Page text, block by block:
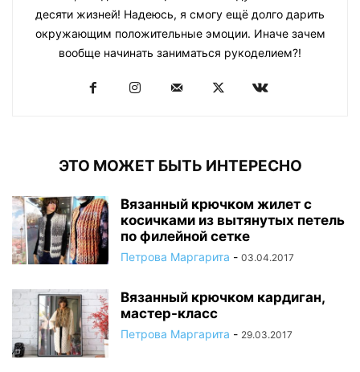
десяти жизней! Надеюсь, я смогу ещё долго дарить
окружающим положительные эмоции. Иначе зачем
вообще начинать заниматься рукоделием?!
ЭТО МОЖЕТ БЫТЬ ИНТЕРЕСНО
Вязанный крючком жилет с
косичками из вытянутых петель
по филейной сетке
Петрова Маргарита - 03.04.2017
Вязанный крючком кардиган,
мастер-класс
Петрова Маргарита - 29.03.2017